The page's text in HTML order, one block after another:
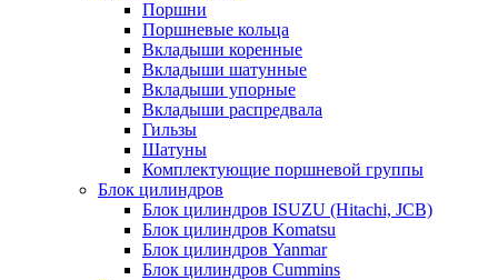
Поршни
Поршневые кольца
Вкладыши коренные
Вкладыши шатунные
Вкладыши упорные
Вкладыши распредвала
Гильзы
Шатуны
Комплектующие поршневой группы
Блок цилиндров
Блок цилиндров ISUZU (Hitachi, JCB)
Блок цилиндров Komatsu
Блок цилиндров Yanmar
Блок цилиндров Cummins